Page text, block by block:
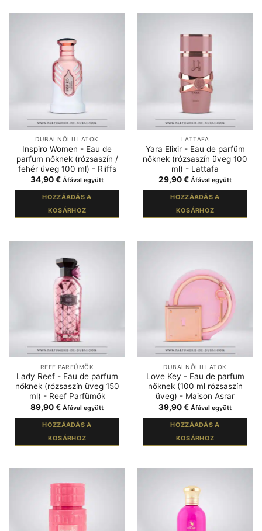
DUBAI NŐI ILLATOK
Inspiro Women - Eau de
parfum nőknek (rózsaszín /
fehér üveg 100 ml) - Riiffs
34,90€ Áfával együtt
HOZZÁADÁS A
KOSÁRHOZ
LATTAFA
Yara Elixir - Eau de parfüm
nőknek (rózsaszín üveg 100
ml) - Lattafa
29,90€ Áfával együtt
HOZZÁADÁS A
KOSÁRHOZ
REEF PARFÜMÖK
Lady Reef - Eau de parfum
nőknek (rózsaszín üveg 150
ml) - Reef Parfümök
89,90€ Áfával együtt
HOZZÁADÁS A
KOSÁRHOZ
DUBAI NŐI ILLATOK
Love Key - Eau de parfum
nőknek (100 ml rózsaszín
üveg) - Maison Asrar
39,90€ Áfával együtt
HOZZÁADÁS A
KOSÁRHOZ